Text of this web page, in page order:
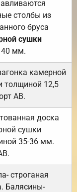
столбы из
бруса
сушки
мм.
камерной
толщиной 12,5
АВ.
доска
сушки
35-36 мм.
строганая
Балясины-